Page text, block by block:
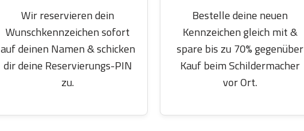
Wir reservieren dein
Wunschkennzeichen sofort
auf deinen Namen & schicken
dir deine Reservierungs-PIN
zu.
Bestelle deine neuen
Kennzeichen gleich mit &
spare bis zu 70% gegenüber
Kauf beim Schildermacher
vor Ort.